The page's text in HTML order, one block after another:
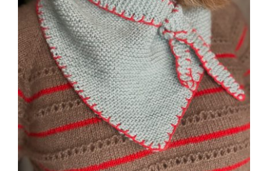
Blog
Contacto
Newsletter
Carrito
Mi cuenta